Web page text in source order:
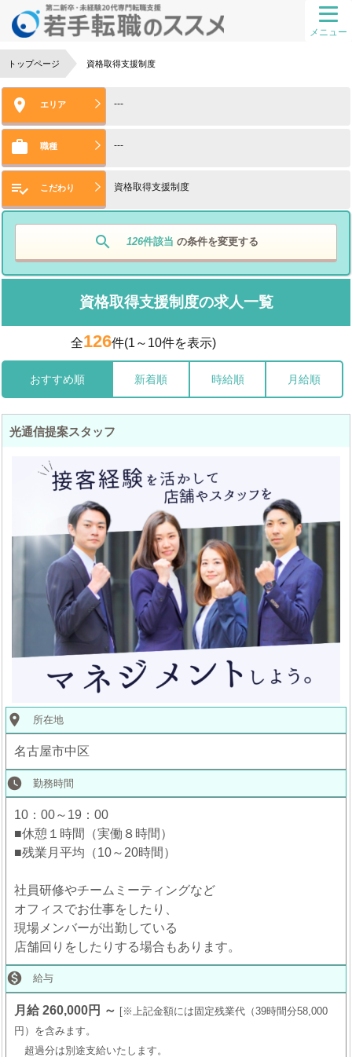
メニュー
トップページ 資格取得支援制度
 エリア ---
 職種 ---
 こだわり 資格取得支援制度
search 126件該当 の条件を変更する
資格取得支援制度の求人一覧
全126件(1～10件を表示)
おすすめ順 新着順 時給順 月給順
光通信提案スタッフ
place 所在地
名古屋市中区
watch_later 勤務時間
10：00～19：00
■休憩１時間（実働８時間）
■残業月平均（10～20時間）
社員研修やチームミーティングなど
オフィスでお仕事をしたり、
現場メンバーが出勤している
店舗回りをしたりする場合もあります。
 給与
月給 260,000円 ～
※上記金額には固定残業代（39時間分58,000
円）を含みます。
超過分は別途支給いたします。